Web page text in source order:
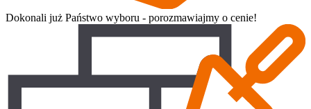
Dokonali już Państwo wyboru - porozmawiajmy o cenie!